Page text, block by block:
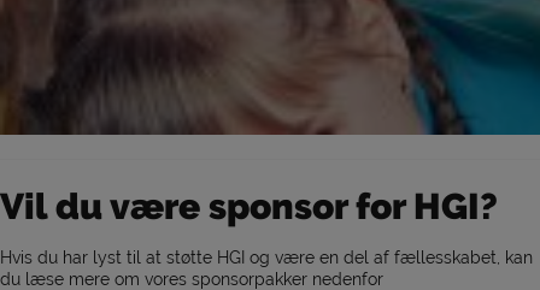
Vil du være sponsor for HGI?
Hvis du har lyst til at støtte HGI og være en del af fællesskabet, kan
du læse mere om vores sponsorpakker nedenfor